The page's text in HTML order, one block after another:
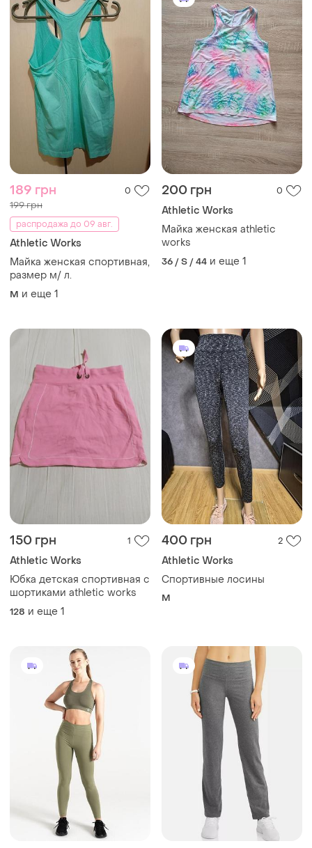
189 грн 0
199 грн
распродажа до 09 авг.
Athletic Works
Майка женская спортивная,
размер м/ л.
M и еще 1
200 грн 0
Athletic Works
Майка женская athletic
works
36 / S / 44 и еще 1
150 грн 1
Athletic Works
Юбка детская спортивная с
шортиками athletic works
128 и еще 1
400 грн 2
Athletic Works
Спортивные лосины
M